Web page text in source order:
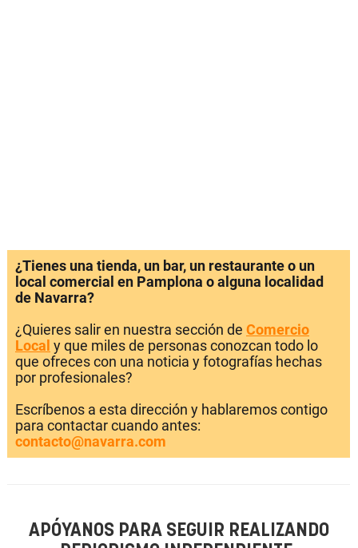
¿Tienes una tienda, un bar, un restaurante o un
local comercial en Pamplona o alguna localidad
de Navarra?
¿Quieres salir en nuestra sección de Comercio
Local y que miles de personas conozcan todo lo
que ofreces con una noticia y fotografías hechas
por profesionales?
Escríbenos a esta dirección y hablaremos contigo
para contactar cuando antes:
contacto@navarra.com
APÓYANOS PARA SEGUIR REALIZANDO